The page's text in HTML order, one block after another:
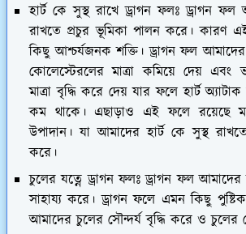
হার্ট কে সুস্থ রাখে ড্রাগন ফলঃ ড্রাগন ফল
রাখতে প্রচুর ভূমিকা পালন করে। কারণ
কিছু আশ্চর্যজনক শক্তি। ড্রাগন ফল
কোলেস্টেরলের মাত্রা কমিয়ে দেয় এবং
মাত্রা বৃদ্ধি করে দেয় যার ফলে হার্ট
কম থাকে। এছাড়াও এই ফলে রয়েছে
উপাদান। যা আমাদের হার্ট কে সুস্থ
করে।
চুলের যত্নে ড্রাগন ফলঃড্রাগন ফল
সাহায্য করে। ড্রাগন ফলে এমন কিছু
আমাদের চুলের সৌন্দর্য বৃদ্ধি করে ও